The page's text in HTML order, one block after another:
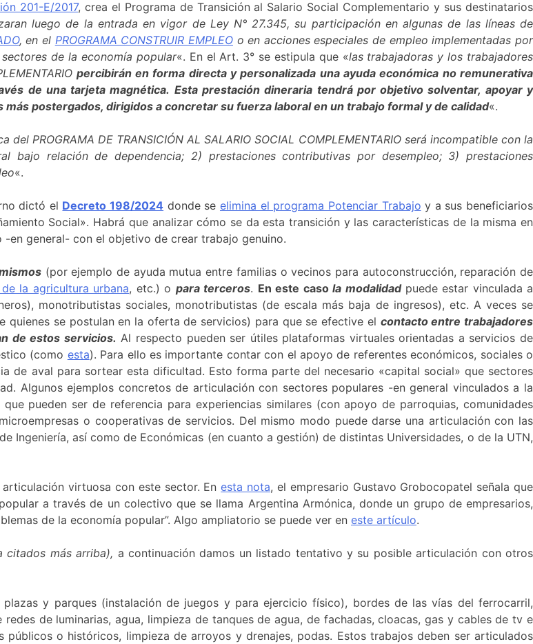
201-E/2017, crea el Programa de Transición al Salario Social Complementario y sus destinatarios
luego de la entrada en vigor de Ley N° 27.345, su participación en algunas de las líneas de
, en el PROGRAMA CONSTRUIR EMPLEOo en acciones especiales de empleo implementadas por
sectores de la economía popular«. En el Art. 3° se estipula que «las trabajadoras y los trabajadores
percibirán en forma directa y personalizada una ayuda económica no remunerativa
de una tarjeta magnética. Esta prestación dineraria tendrá por objetivo solventar, apoyar y
postergados, dirigidos a concretar su fuerza laboral en un trabajo formal y de calidad«.
PROGRAMA DE TRANSICIÓN AL SALARIO SOCIAL COMPLEMENTARIO será incompatible con la
bajo relación de dependencia; 2) prestaciones contributivas por desempleo; 3) prestaciones
«.
dictó el Decreto 198/2024 donde se elimina el programa Potenciar Trabajo y a sus beneficiarios
Social». Habrá que analizar cómo se da esta transición y las características de la misma en
en general- con el objetivo de crear trabajo genuino.
(por ejemplo de ayuda mutua entre familias o vecinos para autoconstrucción, reparación de
la agricultura urbana, etc.) o para terceros. En este casola modalidad puede estar vinculada a
monotributistas sociales, monotributistas (de escala más baja de ingresos), etc. A veces se
se postulan en la oferta de servicios) para que se efective el contacto entre trabajadores
de estos servicios. Al respecto pueden ser útiles plataformas virtuales orientadas a servicios de
(como esta). Para ello es importante contar con el apoyo de referentes económicos, sociales o
de aval para sortear esta dificultad. Esto forma parte del necesario «capital social» que sectores
Algunos ejemplos concretos de articulación con sectores populares -en general vinculados a la
que pueden ser de referencia para experiencias similares (con apoyo de parroquias, comunidades
o cooperativas de servicios. Del mismo modo puede darse una articulación con las
Ingeniería, así como de Económicas (en cuanto a gestión) de distintas Universidades, o de la UTN,
virtuosa con este sector. Enesta nota, el empresario Gustavo Grobocopatel señala que
a través de un colectivo que se llama Argentina Armónica, donde un grupo de empresarios,
de la economía popular”. Algo ampliatorio se puede ver en este artículo.
citados más arriba), a continuación damos un listado tentativo y su posible articulación con otros
y parques (instalación de juegos y para ejercicio físico), bordes de las vías del ferrocarril,
de luminarias, agua, limpieza de tanques de agua, de fachadas, cloacas, gas y cables de tv e
o históricos, limpieza de arroyos y drenajes, podas. Estos trabajos deben ser articulados